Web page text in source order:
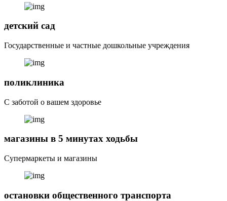
детский сад
Государственные и частные дошкольные учреждения
поликлиника
С заботой о вашем здоровье
магазины в 5 минутах ходьбы
Супермаркеты и магазины
остановки общественного транспорта